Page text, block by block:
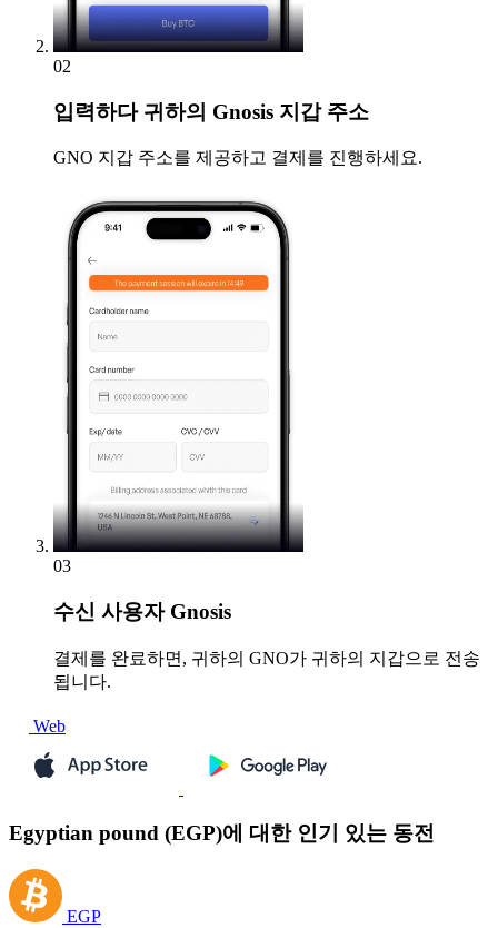
02
입력하다귀하의 Gnosis 지갑 주소
GNO 지갑 주소를 제공하고 결제를 진행하세요.
03
수신 사용자 Gnosis
결제를 완료하면, 귀하의 GNO가 귀하의 지갑으로 전송
됩니다.
Web
Egyptian pound (EGP)에 대한 인기 있는 동전
EGP